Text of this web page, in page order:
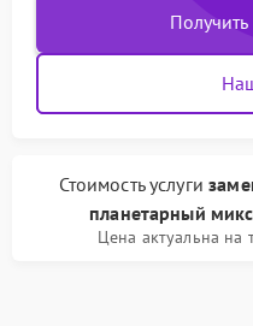
Стоимость услуги
планетарный
Цена актуальна на